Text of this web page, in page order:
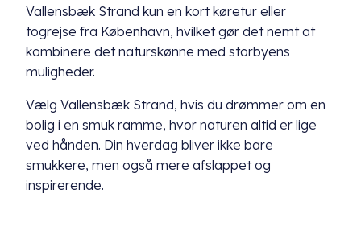
Vallensbæk Strand kun en kort køretur eller
togrejse fra København, hvilket gør det nemt at
kombinere det naturskønne med storbyens
muligheder.
Vælg Vallensbæk Strand, hvis du drømmer om en
bolig i en smuk ramme, hvor naturen altid er lige
ved hånden. Din hverdag bliver ikke bare
smukkere, men også mere afslappet og
inspirerende.